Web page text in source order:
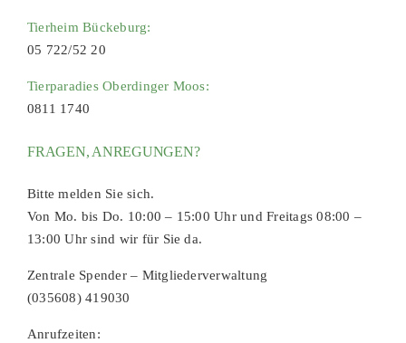
Tierheim Bückeburg:
05 722/52 20
Tierparadies Oberdinger Moos:
0811 1740
FRAGEN, ANREGUNGEN?
Bitte melden Sie sich.
Von Mo. bis Do. 10:00 – 15:00 Uhr und Freitags 08:00 –
13:00 Uhr sind wir für Sie da.
Zentrale Spender – Mitgliederverwaltung
(035608) 419030
Anrufzeiten: